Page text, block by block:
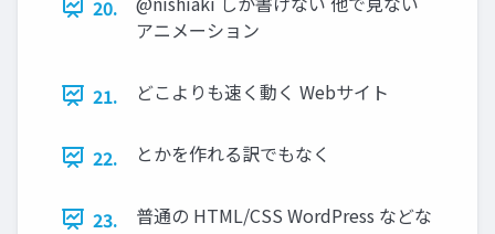
20.
アニメーション
21. どこよりも速く動く Webサイト
22. とかを作れる訳でもなく
23.
普通の HTML/CSS WordPress などな